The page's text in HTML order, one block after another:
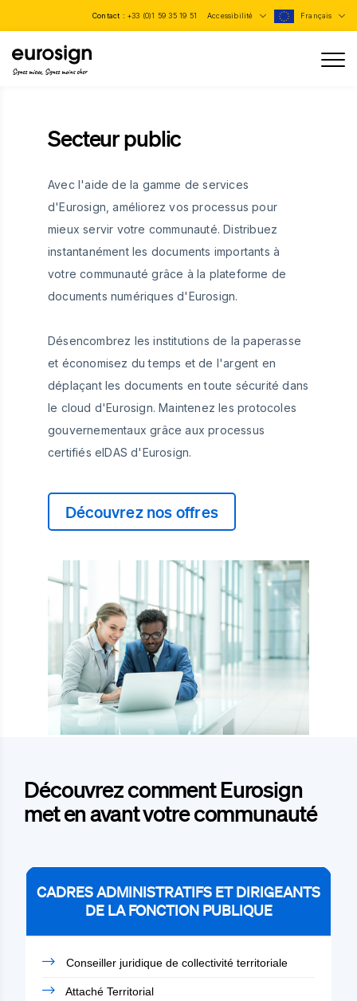
Contact : +33 (0)1 59 35 19 51 Accessibilité Français
Signez mieux, Signez moins cher
Secteur public
Avec l'aide de la gamme de services
d'Eurosign, améliorez vos processus pour
mieux servir votre communauté. Distribuez
instantanément les documents importants à
votre communauté grâce à la plateforme de
documents numériques d'Eurosign.
Désencombrez les institutions de la paperasse
et économisez du temps et de l'argent en
déplaçant les documents en toute sécurité dans
le cloud d'Eurosign. Maintenez les protocoles
gouvernementaux grâce aux processus
certifiés eIDAS d'Eurosign.
Découvrez nos offres
Découvrez comment Eurosign
met en avant votre communauté
CADRES ADMINISTRATIFS ET DIRIGEANTS
DE LA FONCTION PUBLIQUE
Conseiller juridique de collectivité territoriale
Attaché Territorial